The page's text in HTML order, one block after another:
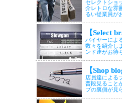
セレクトショ
介レトロな雰
るい従業員が
【Select
バイヤーによ
数々を紹介し
ンド達がお待
【Shop
店員達による
普段見ること
プの裏側が見